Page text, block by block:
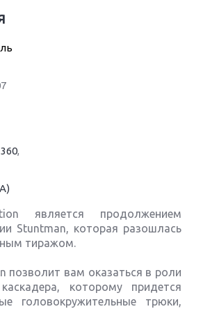
,
является продолжением
Stuntman, которая разошлась
тиражом.
позволит вам оказаться в роли
которому придется
головокружительные трюки,